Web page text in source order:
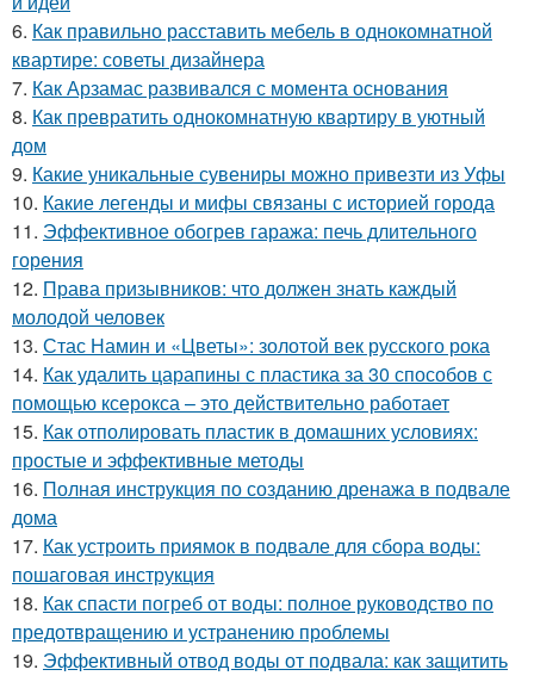
6. Как правильно расставить мебель в однокомнатной
квартире: советы дизайнера
7. Как Арзамас развивался с момента основания
8. Как превратить однокомнатную квартиру в уютный
дом
9. Какие уникальные сувениры можно привезти из Уфы
10. Какие легенды и мифы связаны с историей города
11. Эффективное обогрев гаража: печь длительного
горения
12. Права призывников: что должен знать каждый
молодой человек
13. Стас Намин и «Цветы»: золотой век русского рока
14. Как удалить царапины с пластика за 30 способов с
помощью ксерокса – это действительно работает
15. Как отполировать пластик в домашних условиях:
простые и эффективные методы
16. Полная инструкция по созданию дренажа в подвале
дома
17. Как устроить приямок в подвале для сбора воды:
пошаговая инструкция
18. Как спасти погреб от воды: полное руководство по
предотвращению и устранению проблемы
19. Эффективный отвод воды от подвала: как защитить